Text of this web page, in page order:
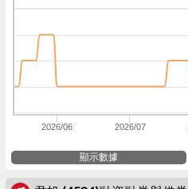
2026/06 2026/07
顯示數據